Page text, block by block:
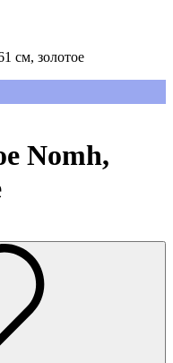
см, золотое
Nomh,